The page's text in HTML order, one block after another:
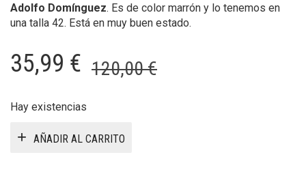
Adolfo Domínguez. Es de color marrón y lo tenemos en
una talla 42. Está en muy buen estado.
120,00€El
35,99 €
El
Hay existencias
AÑADIR AL CARRITO